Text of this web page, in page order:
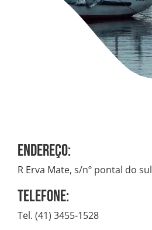
Endereço:
R Erva Mate, s/nº pontal do sul
Telefone:
Tel. (41) 3455-1528